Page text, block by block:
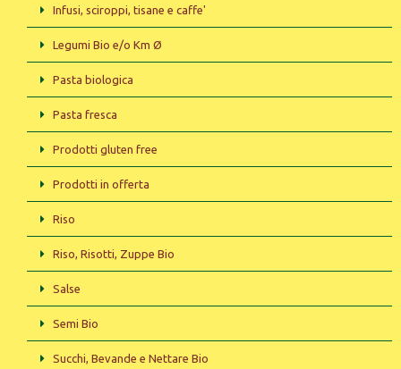
Infusi, sciroppi, tisane e caffe'
Legumi Bio e/o Km Ø
Pasta biologica
Pasta fresca
Prodotti gluten free
Prodotti in offerta
Riso
Riso, Risotti, Zuppe Bio
Salse
Semi Bio
Succhi, Bevande e Nettare Bio